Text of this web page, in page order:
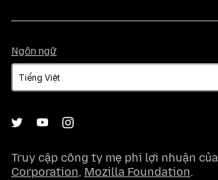
Ngôn ngữ
ngữ
Truy cập công ty mẹ phi lợi nhuận của
Corporation, Mozilla Foundation.